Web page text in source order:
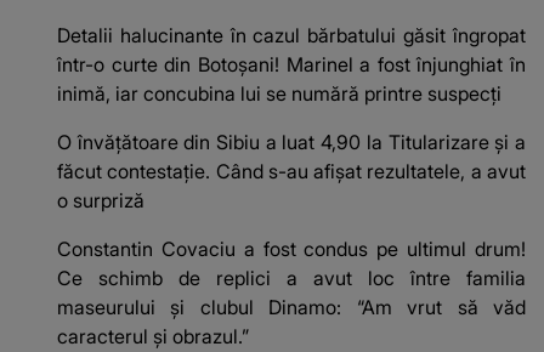
Detalii halucinante în cazul bărbatului găsit îngropat
într-o curte din Botoșani! Marinel a fost înjunghiat în
inimă, iar concubina lui se numără printre suspecți
O învățătoare din Sibiu a luat 4,90 la Titularizare și a
făcut contestație. Când s-au afișat rezultatele, a avut
o surpriză
Constantin Covaciu a fost condus pe ultimul drum!
Ce schimb de replici a avut loc între familia
maseurului și clubul Dinamo: “Am vrut să văd
caracterul și obrazul.”